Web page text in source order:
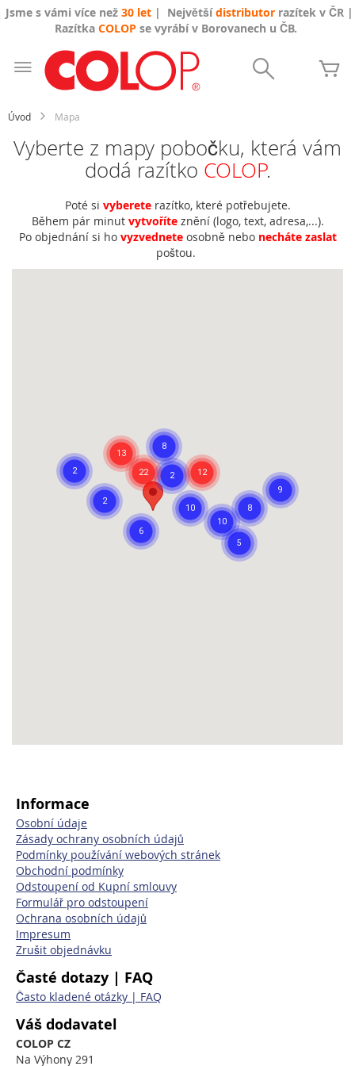
Jsme s vámi více než 30 let| Největšídistributorrazítek v ČR |
Razítka COLOP se vyrábí v Borovanech u ČB.
Přejít
obsah
Úvod Mapa
Vyberte z mapy pobočku, která vám
dodá razítko COLOP.
Poté si vybereterazítko, které potřebujete.
Během pár minut vytvoříteznění (logo, text, adresa,...).
Po objednání si ho vyzvedneteosobně nebo necháte zaslat
poštou.
Informace
Osobní údaje
Zásady ochrany osobních údajů
Podmínky používání webových stránek
Obchodní podmínky
Odstoupení od Kupní smlouvy
Formulář pro odstoupení
Ochrana osobních údajů
Impresum
Zrušit objednávku
Časté dotazy | FAQ
Často kladené otázky | FAQ
Váš dodavatel
COLOP CZ
Na Výhony 291